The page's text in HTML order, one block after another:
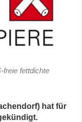
freie fettdichte
hat für